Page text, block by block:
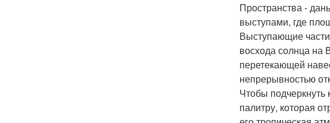
Пространства -
выступами, где
Выступающие
восхода солнца на
перетекающей
непрерывностью
Чтобы
палитру, которая